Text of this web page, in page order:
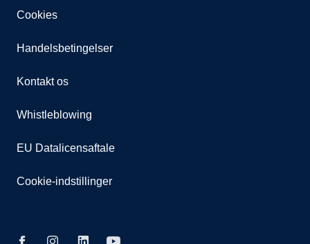
Cookies
Handelsbetingelser
Kontakt os
Whistleblowing
EU Datalicensaftale
Cookie-indstillinger